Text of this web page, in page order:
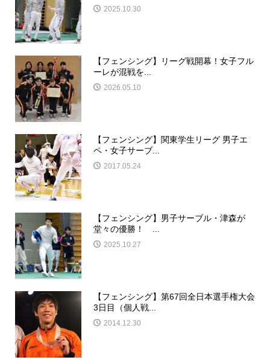
2025.10.30
【フェンシング】リーグ戦開幕！女子フル
ーレが混戦を...
2026.05.10
【フェンシング】関東学生リーグ 男子エ
ペ・女子サーブ...
2017.05.24
【フェンシング】男子サーブル・津森が
堂々の優勝！ ...
2025.10.27
【フェンシング】第67回全日本選手権大会
3日目（個人戦...
2014.12.30